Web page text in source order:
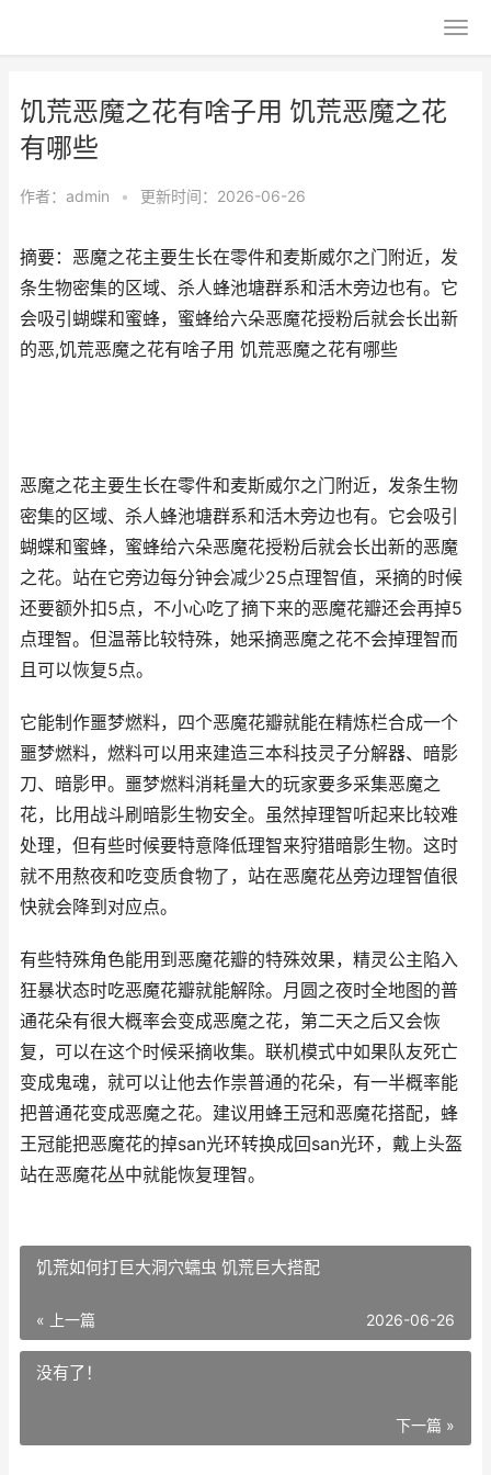
饥荒恶魔之花有啥子用 饥荒恶魔之花
有哪些
作者： admin • 更新时间：2026-06-26
摘要：恶魔之花主要生长在零件和麦斯威尔之门附近，发
条生物密集的区域、杀人蜂池塘群系和活木旁边也有。它
会吸引蝴蝶和蜜蜂，蜜蜂给六朵恶魔花授粉后就会长出新
的恶,饥荒恶魔之花有啥子用 饥荒恶魔之花有哪些
恶魔之花主要生长在零件和麦斯威尔之门附近，发条生物
密集的区域、杀人蜂池塘群系和活木旁边也有。它会吸引
蝴蝶和蜜蜂，蜜蜂给六朵恶魔花授粉后就会长出新的恶魔
之花。站在它旁边每分钟会减少25点理智值，采摘的时候
还要额外扣5点，不小心吃了摘下来的恶魔花瓣还会再掉5
点理智。但温蒂比较特殊，她采摘恶魔之花不会掉理智而
且可以恢复5点。
它能制作噩梦燃料，四个恶魔花瓣就能在精炼栏合成一个
噩梦燃料，燃料可以用来建造三本科技灵子分解器、暗影
刀、暗影甲。噩梦燃料消耗量大的玩家要多采集恶魔之
花，比用战斗刷暗影生物安全。虽然掉理智听起来比较难
处理，但有些时候要特意降低理智来狩猎暗影生物。这时
就不用熬夜和吃变质食物了，站在恶魔花丛旁边理智值很
快就会降到对应点。
有些特殊角色能用到恶魔花瓣的特殊效果，精灵公主陷入
狂暴状态时吃恶魔花瓣就能解除。月圆之夜时全地图的普
通花朵有很大概率会变成恶魔之花，第二天之后又会恢
复，可以在这个时候采摘收集。联机模式中如果队友死亡
变成鬼魂，就可以让他去作祟普通的花朵，有一半概率能
把普通花变成恶魔之花。建议用蜂王冠和恶魔花搭配，蜂
王冠能把恶魔花的掉san光环转换成回san光环，戴上头盔
站在恶魔花丛中就能恢复理智。
饥荒如何打巨大洞穴蠕虫 饥荒巨大搭配
« 上一篇 2026-06-26
没有了！
下一篇 »